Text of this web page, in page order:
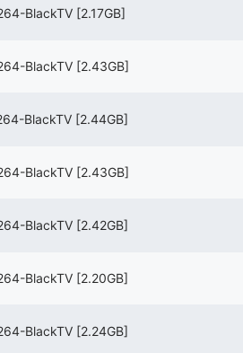
BlackTV [2.17GB]
BlackTV [2.43GB]
BlackTV [2.44GB]
BlackTV [2.43GB]
BlackTV [2.42GB]
BlackTV [2.20GB]
BlackTV [2.24GB]